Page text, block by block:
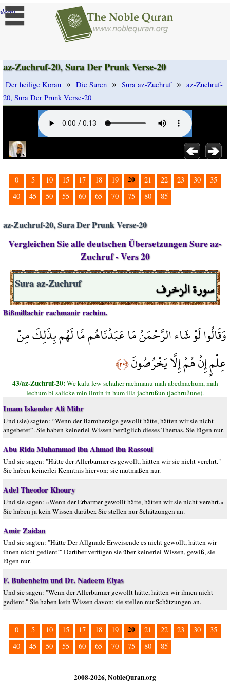
]
az-Zuchruf-20, Sura Der Prunk Verse-20
Der heilige Koran » Die Suren » Sura az-Zuchruf » az-Zuchruf-
20, Sura Der Prunk Verse-20
0 5 10 15 17 18 19 20 21 22 23 30
35
40
45 50 55 60 65 70 75 80 85
az-Zuchruf-20, Sura Der Prunk Verse-20
Vergleichen Sie alle deutschen Übersetzungen Sure az-
Zuchruf - Vers 20
سورة الزخرف Sura az-Zuchruf
Bißmillachir rachmanir rachim.
وَقَالُوا لَوْ شَاء الرَّحْمَنُ مَا عَبَدْنَاهُم مَّا لَهُم بِذَلِكَ مِنْ
عِلْمٍ إِنْ هُمْ إِلَّا يَخْرُصُونَ﴿٢٠﴾
43/az-Zuchruf-20:We kalu lew schaher rachmanu mah abednachum, mah
lechum bi salicke min ilmin in hum illa jachrußun (jachrußune).
Imam Iskender Ali Mihr
Und (sie) sagten: “Wenn der Barmherzige gewollt hätte, hätten wir sie nicht
angebetet”. Sie haben keinerlei Wissen bezüglich dieses Themas. Sie lügen nur.
Abu Rida Muhammad ibn Ahmad ibn Rassoul
Und sie sagen: "Hätte der Allerbarmer es gewollt, hätten wir sie nicht verehrt."
Sie haben keinerlei Kenntnis hiervon; sie mutmaßen nur.
Adel Theodor Khoury
Und sie sagen: «Wenn der Erbarmer gewollt hätte, hätten wir sie nicht verehrt.»
Sie haben ja kein Wissen darüber. Sie stellen nur Schätzungen an.
Amir Zaidan
Und sie sagten: "Hätte Der Allgnade Erweisende es nicht gewollt, hätten wir
ihnen nicht gedient!" Darüber verfügen sie über keinerlei Wissen, gewiß, sie
lügen nur.
F. Bubenheim und Dr. Nadeem Elyas
Und sie sagen: "Wenn der Allerbarmer gewollt hätte, hätten wir ihnen nicht
gedient." Sie haben kein Wissen davon; sie stellen nur Schätzungen an.
0 5 10 15 17 18 19 20 21 22 23 30
35
40
45 50 55 60 65 70 75 80 85
2008-2026, NobleQuran.org